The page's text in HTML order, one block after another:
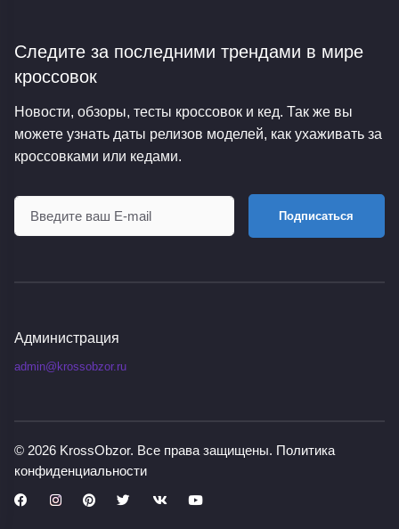
Следите за последними трендами в мире
кроссовок
Новости, обзоры, тесты кроссовок и кед. Так же вы
можете узнать даты релизов моделей, как ухаживать за
кроссовками или кедами.
Подписаться
Администрация
admin@krossobzor.ru
© 2026 KrossObzor. Все права защищены. Политика
конфиденциальности